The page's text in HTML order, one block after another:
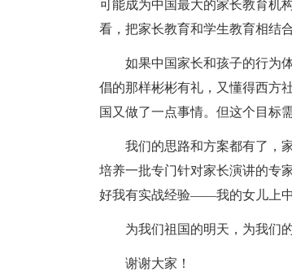
可能成为中国最大的家长教育机
看，把家长教育和学生教育相结
如果中国家长和孩子的行为
倡的那样彬彬有礼，又懂得西方
国又做了一点事情。但这个目标
我们的思路和方案都有了，
培养一批专门针对家长演讲的专
好我有实战经验——我的女儿上中
为我们祖国的明天，为我们
谢谢大家！